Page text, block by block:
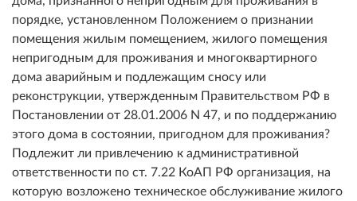
порядке, установленном Положением о признании
помещения жилым помещением, жилого помещения
непригодным для проживания и многоквартирного
дома аварийным и подлежащим сносу или
реконструкции, утвержденным Правительством РФ в
Постановлении от 28.01.2006 N 47, и по поддержанию
этого дома в состоянии, пригодном для проживания?
Подлежит ли привлечению к административной
ответственности по ст. 7.22 КоАП РФ организация, на
которую возложено техническое обслуживание жилого